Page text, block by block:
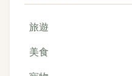
旅遊
美食